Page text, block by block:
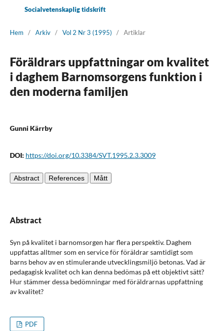
Socialvetenskaplig tidskrift
Hem / Arkiv / Vol 2 Nr 3 (1995) / Artiklar
Föräldrars uppfattningar om kvalitet
i daghem Barnomsorgens funktion i
den moderna familjen
Gunni Kärrby
DOI: https://doi.org/10.3384/SVT.1995.2.3.3009
Abstract References Mått
Abstract
Syn på kvalitet i barnomsorgen har flera perspektiv. Daghem
uppfattas alltmer som en service för föräldrar samtidigt som
barns behov av en stimulerande utvecklingsmiljö betonas. Vad är
pedagagisk kvalitet och kan denna bedömas på ett objektivt sätt?
Hur stämmer dessa bedömningar med föräldrarnas uppfattning
av kvalitet?
PDF